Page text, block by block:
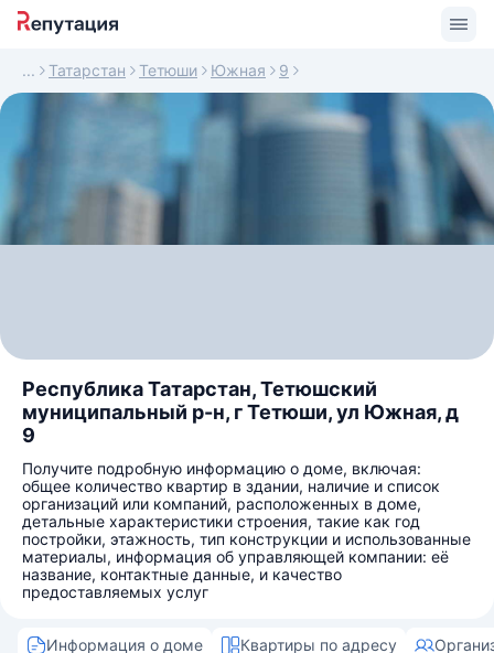
Татарстан Тетюши Южная 9
Республика Татарстан, Тетюшский
муниципальный р-н, г Тетюши, ул Южная, д
9
Получите подробную информацию о доме, включая:
общее количество квартир в здании, наличие и список
организаций или компаний, расположенных в доме,
детальные характеристики строения, такие как год
постройки, этажность, тип конструкции и использованные
материалы, информация об управляющей компании: её
название, контактные данные, и качество
предоставляемых услуг
Информация о доме Квартиры по адресу